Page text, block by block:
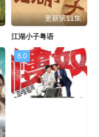
更新第11集
江湖小子粤语
8.0